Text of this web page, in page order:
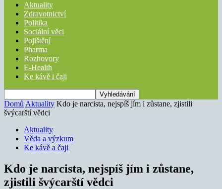
Aktuality
Zdravotnictví
Politika
Sociální věci
Pojištění
Pharma
Rozhovory
E-Health
Ke kávě i čaji
Domů Aktuality Kdo je narcista, nejspíš jím i zůstane, zjistili
švýcarští vědci
Aktuality
Věda a výzkum
Ke kávě a čaji
Kdo je narcista, nejspíš jím i zůstane,
zjistili švýcarští vědci